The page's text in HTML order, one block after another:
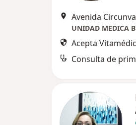
UNIDAD MEDICA
Acepta
Consulta de